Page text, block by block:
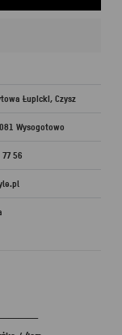
Łupicki, Czysz
Wysogotowo
56